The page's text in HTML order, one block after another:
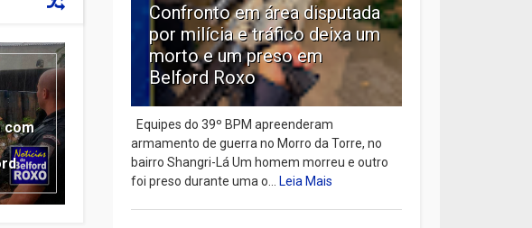
com
Confronto em área disputada
por milícia e tráfico deixa um
morto e um preso em
Belford Roxo
Equipes do 39º BPM apreenderam
armamento de guerra no Morro da Torre, no
bairro Shangri-Lá Um homem morreu e outro
foi preso durante uma o...Leia Mais